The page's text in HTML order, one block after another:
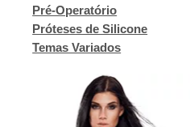
Pré-Operatório
Próteses de Silicone
Temas Variados